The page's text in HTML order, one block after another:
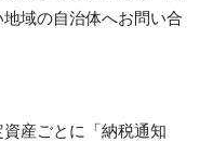
域の自治体へお問い合
産ごとに「納税通知